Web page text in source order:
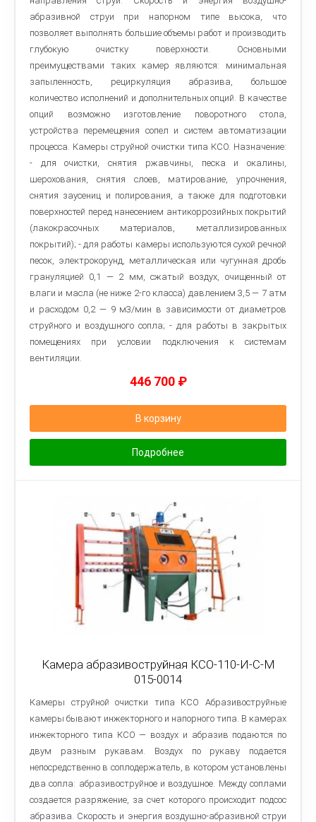
абразивной струи при напорном типе высока, что
позволяет выполнять большие объемы работ и производить
глубокую очистку поверхности. Основными
преимуществами таких камер являются: минимальная
запыленность, рециркуляция абразива, большое
количество исполнений и дополнительных опций. В качестве
опций возможно изготовление поворотного стола,
устройства перемещения сопел и систем автоматизации
процесса. Камеры струйной очистки типа КСО. Назначение:
- для очистки, снятия ржавчины, песка и окалины,
шерохования, снятия слоев, матирование, упрочнения,
снятия заусениц и полирования, а также для подготовки
поверхностей перед нанесением антикоррозийных покрытий
(лакокрасочных материалов, металлизированных
покрытий); - для работы камеры используются сухой речной
песок, электрокорунд, металлическая или чугунная дробь
грануляцией 0,1 — 2 мм, сжатый воздух, очищенный от
влаги и масла (не ниже 2-го класса) давлением 3,5 — 7 атм
и расходом 0,2 — 9 м3/мин в зависимости от диаметров
струйного и воздушного сопла; - для работы в закрытых
помещениях при условии подключения к системам
вентиляции.
446 700 ₽
В корзину
Подробнее
Камера абразивоструйная КСО-110-И-С-М
015-0014
Камеры струйной очистки типа КСО Абразивоструйные
камеры бывают инжекторного и напорного типа. В камерах
инжекторного типа КСО — воздух и абразив подаются по
двум разным рукавам. Воздух по рукаву подается
непосредственно в соплодержатель, в котором установлены
два сопла: абразивоструйное и воздушное. Между соплами
создается разряжение, за счет которого происходит подсос
абразива. Скорость и энергия воздушно-абразивной струи